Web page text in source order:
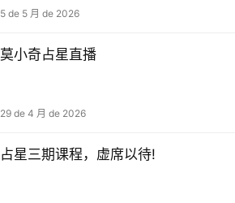
5 de 5 月 de 2026
莫小奇占星直播
29 de 4 月 de 2026
占星三期课程，虚席以待!